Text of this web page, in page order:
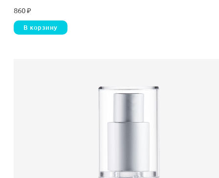
860₽
В корзину